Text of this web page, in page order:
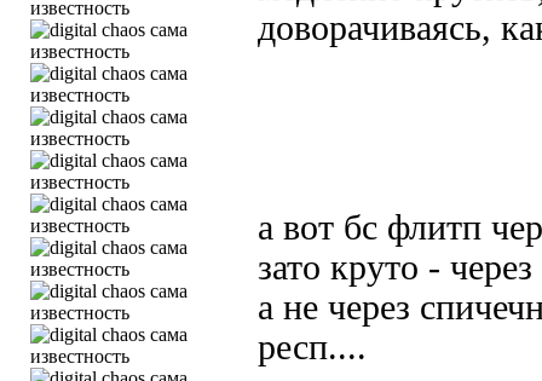
доворачиваясь,
а вот бс флитп
зато круто -
а не через
респ....